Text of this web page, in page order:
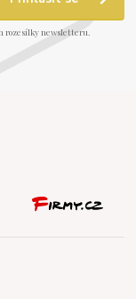
rozesílky newsletteru.